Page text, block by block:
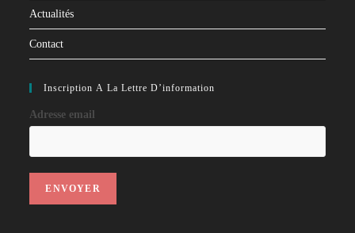
Actualités
Contact
Inscription À La Lettre D’information
Adresse email